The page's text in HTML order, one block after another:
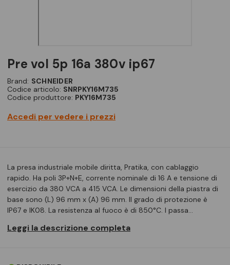
pre vol 5p 16a 380v ip67
Brand: SCHNEIDER
Codice articolo: SNRPKY16M735
Codice produttore: PKY16M735
Accedi per vedere i prezzi
La presa industriale mobile diritta, Pratika, con cablaggio
rapido. Ha poli 3P+N+E, corrente nominale di 16 A e tensione di
esercizio da 380 VCA a 415 VCA. Le dimensioni della piastra di
base sono (L) 96 mm x (A) 96 mm. Il grado di protezione è
IP67 e IK08. La resistenza al fuoco è di 850°C. I passa…
Leggi la descrizione completa